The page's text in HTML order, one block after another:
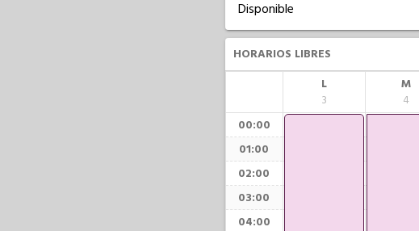
Disponible
HORARIOS LIBRES
L
3
M
4
00:00
01:00
02:00
03:00
04:00